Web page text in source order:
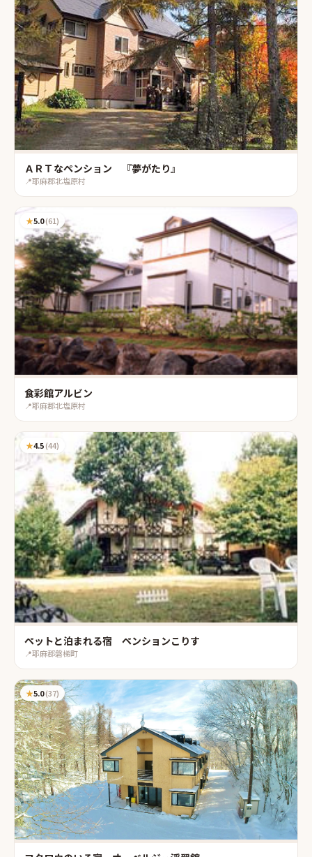
ＡＲＴなペンション 『夢がたり』
📍耶麻郡北塩原村
★5.0(61)
食彩館アルビン
📍耶麻郡北塩原村
★4.5(44)
ペットと泊まれる宿 ペンションこりす
📍耶麻郡磐梯町
★5.0(37)